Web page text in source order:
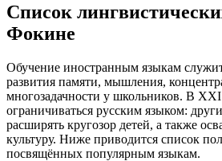
Список
Фокине
Обучение иностранным языкам
развития памяти, мышления,
многозадачности у школьников. В XXI
ограничиваться русским языком:
расширять кругозор детей, а также
культуру. Ниже приводится список
посвящённых популярным языкам.